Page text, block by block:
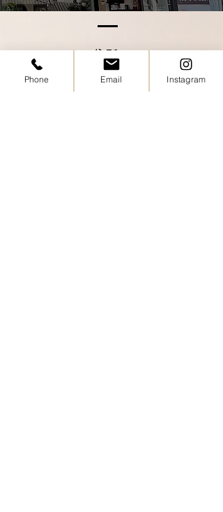
ケアやヘッドスパも、お気軽
住所：
お気軽にお越しください
岡山市中区海吉1807-14 栄ビル
Phone Email Instagram